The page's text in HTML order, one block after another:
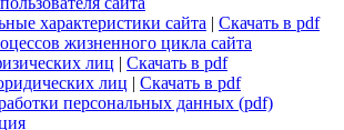
проведения платежей
сайта
характеристики сайта|Скачать в pdf
жизненного цикла сайта